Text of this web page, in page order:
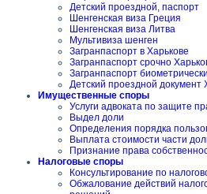
Детский проездной, паспорт
Шенгенская виза Греция
Шенгенская виза Литва
Мультивиза шенген
Загранпаспорт в Харькове
Загранпаспорт срочно
Загранпаспорт
Детский проездной документ
Имущественные споры
Услуги адвоката по защите
Выдел доли
Определения порядка
Выплата стоимости части
Признание права
Налоговые споры
Консультирование по
Обжалование действий